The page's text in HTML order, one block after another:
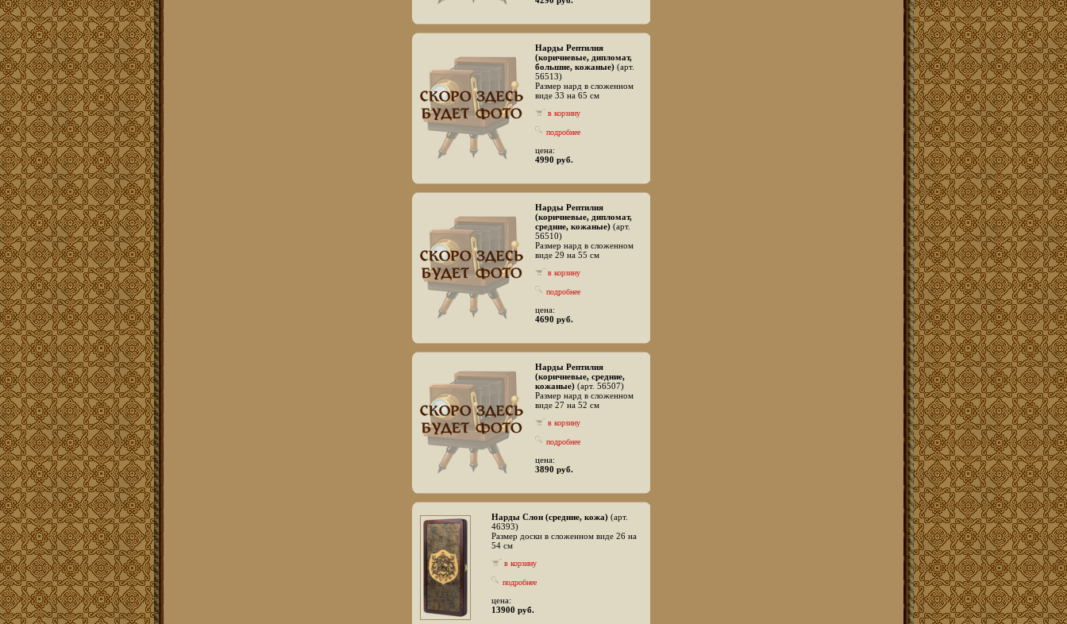
Нарды Рептилия
(коричневые, дипломат,
большие, кожаные) (арт.
56513)
Размер нард в сложенном
виде 33 на 65 см
в корзину
подробнее
цена:
4990 руб.
Нарды Рептилия
(коричневые, дипломат,
средние, кожаные) (арт.
56510)
Размер нард в сложенном
виде 29 на 55 см
в корзину
подробнее
цена:
4690 руб.
Нарды Рептилия
(коричневые, средние,
кожаные) (арт. 56507)
Размер нард в сложенном
виде 27 на 52 см
в корзину
подробнее
цена:
3890 руб.
Нарды Слон (средние, кожа) (арт.
46393)
Размер доски в сложенном виде 26 на
54 см
в корзину
подробнее
цена:
13900 руб.